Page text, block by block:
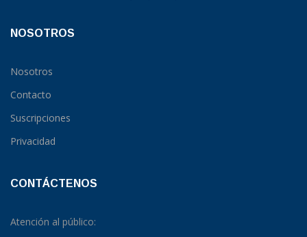
NOSOTROS
Nosotros
Contacto
Suscripciones
Privacidad
CONTÁCTENOS
Atención al público: